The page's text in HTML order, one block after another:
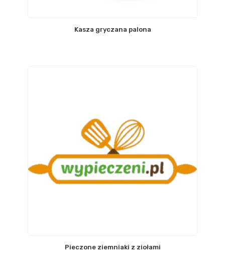
Kasza gryczana palona
Pieczone ziemniaki z ziołami